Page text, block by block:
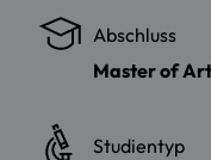
Abschluss
Master of
Studientyp